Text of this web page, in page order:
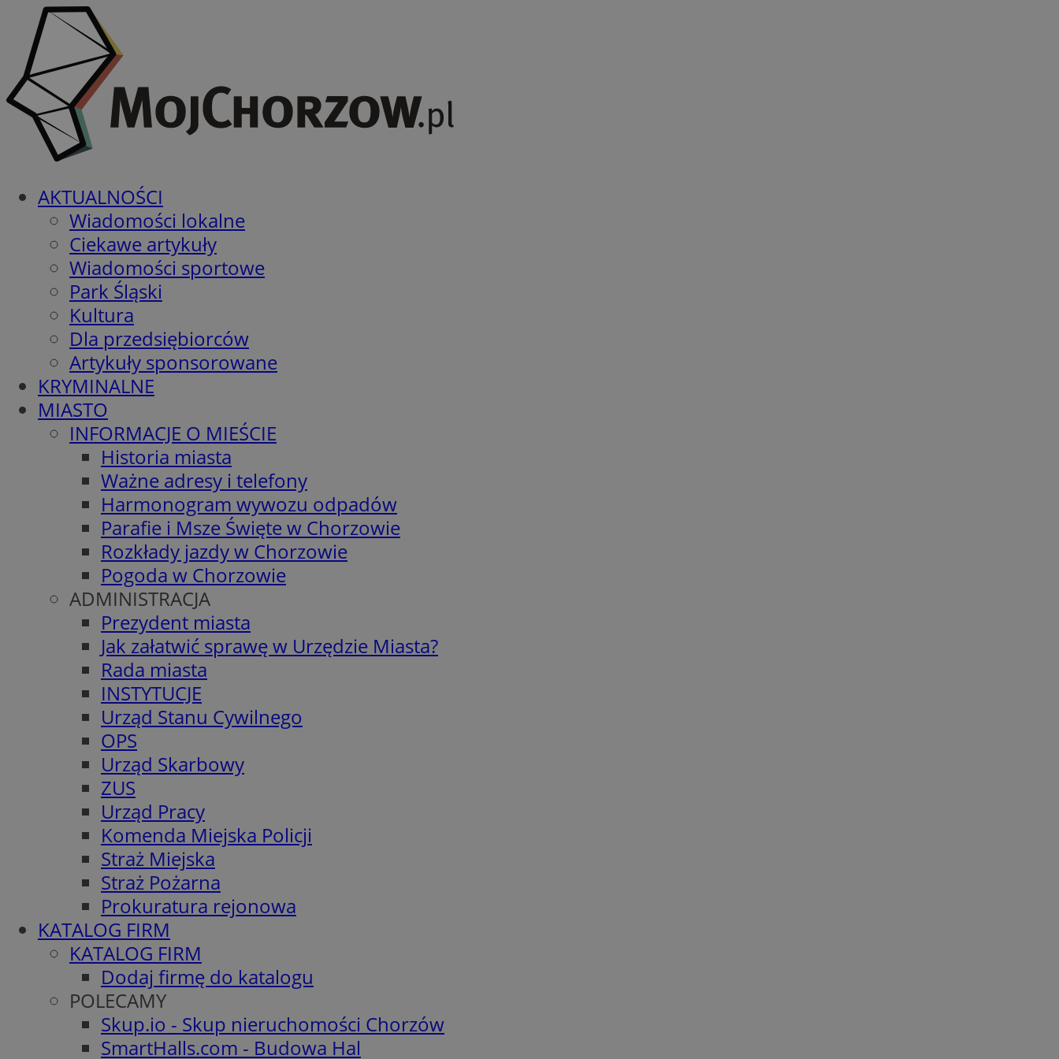
AKTUALNOŚCI
Wiadomości lokalne
Ciekawe artykuły
Wiadomości sportowe
Park Śląski
Kultura
Dla przedsiębiorców
Artykuły sponsorowane
KRYMINALNE
MIASTO
INFORMACJE O MIEŚCIE
Historia miasta
Ważne adresy i telefony
Harmonogram wywozu odpadów
Parafie i Msze Święte w Chorzowie
Rozkłady jazdy w Chorzowie
Pogoda w Chorzowie
ADMINISTRACJA
Prezydent miasta
Jak załatwić sprawę w Urzędzie Miasta?
Rada miasta
INSTYTUCJE
Urząd Stanu Cywilnego
OPS
Urząd Skarbowy
ZUS
Urząd Pracy
Komenda Miejska Policji
Straż Miejska
Straż Pożarna
Prokuratura rejonowa
KATALOG FIRM
KATALOG FIRM
Dodaj firmę do katalogu
POLECAMY
Skup.io - Skup nieruchomości Chorzów
SmartHalls.com - Budowa Hal